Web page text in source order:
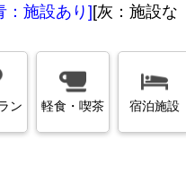
：施設あり][灰：施設な
ン 軽食・喫茶 宿泊施設